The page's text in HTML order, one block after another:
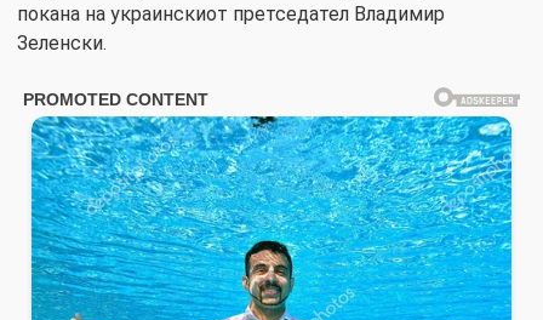
покана на украинскиот претседател Владимир
Зеленски.